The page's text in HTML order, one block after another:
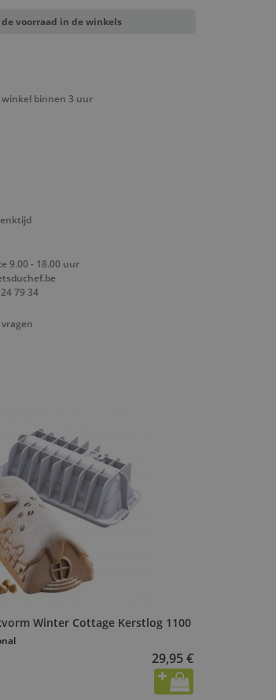
voorraad in de winkels
binnen 3 uur
9.00 - 18.00 uur
79 34
Winter Cottage Kerstlog 1100
29,95 €